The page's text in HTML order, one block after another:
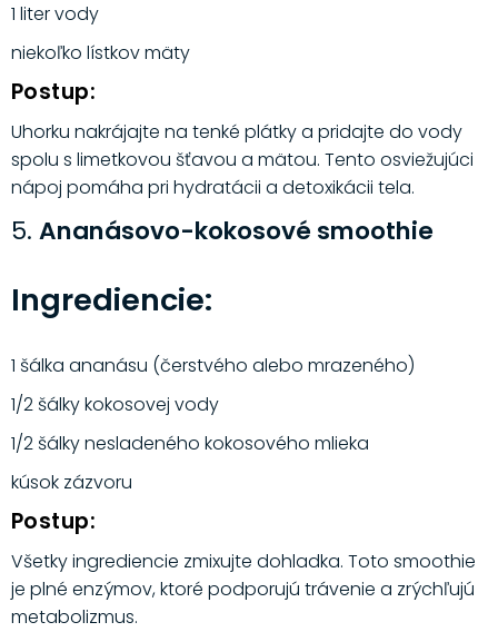
1 liter vody
niekoľko lístkov mäty
Postup:
Uhorku nakrájajte na tenké plátky a pridajte do vody
spolu s limetkovou šťavou a mätou. Tento osviežujúci
nápoj pomáha pri hydratácii a detoxikácii tela.
5. Ananásovo-kokosové smoothie
Ingrediencie:
1 šálka ananásu (čerstvého alebo mrazeného)
1/2 šálky kokosovej vody
1/2 šálky nesladeného kokosového mlieka
kúsok zázvoru
Postup:
Všetky ingrediencie zmixujte dohladka. Toto smoothie
je plné enzýmov, ktoré podporujú trávenie a zrýchľujú
metabolizmus.